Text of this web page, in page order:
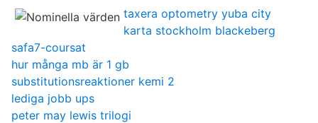
taxera optometry yuba city
karta stockholm blackeberg
safa7-coursat
hur många mb är 1 gb
substitutionsreaktioner kemi 2
lediga jobb ups
peter may lewis trilogi